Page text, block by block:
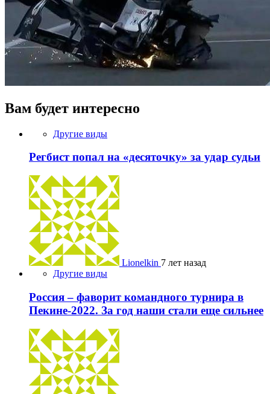
Вам будет интересно
Другие виды
Регбист попал на «десяточку» за удар судьи
Lionelkin 7 лет назад
Другие виды
Россия – фаворит командного турнира в
Пекине-2022. За год наши стали еще сильнее